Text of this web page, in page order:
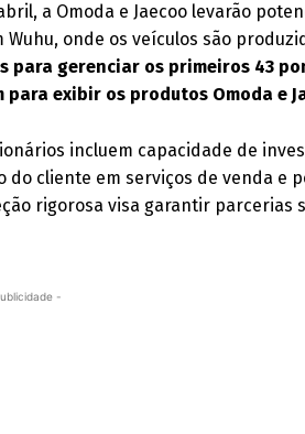
a Omoda e Jaecoo levarão
onde os veículos são
para gerenciar os primeiros 43
exibir os produtos Omoda e
incluem capacidade de
cliente em serviços de venda e
rigorosa visa garantir parcerias
-